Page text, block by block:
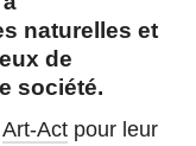
naturelles et
de
société.
Art-Act pour leur